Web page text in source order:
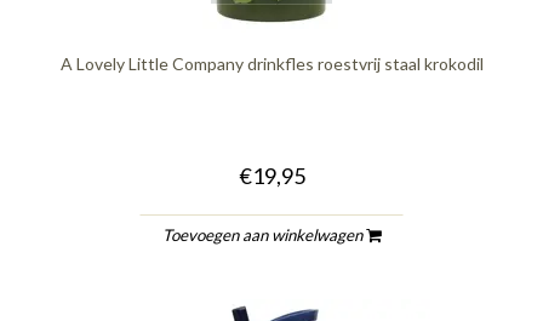
A Lovely Little Company drinkfles roestvrij staal krokodil
€19,95
Toevoegen aan winkelwagen